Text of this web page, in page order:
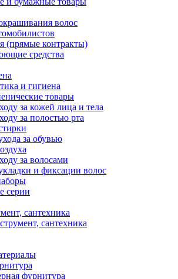
волос
(прямые контракты)
средства
и гигиена
товары
за кожей лица и тела
за полостью рта
за обувью
за волосами
и фиксации волос
серии
сантехника
сантехника
фурнитура